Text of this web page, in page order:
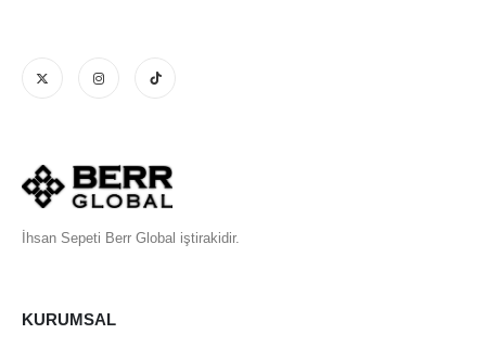
İhsan Sepeti Berr Global iştirakidir.
KURUMSAL